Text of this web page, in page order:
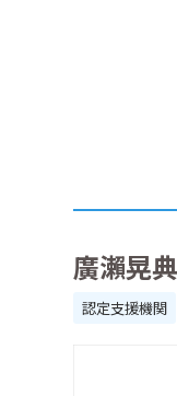
廣瀨晃
認定支援機関